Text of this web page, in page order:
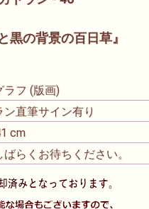
黒の背景の百日草』
フ (版画)
直筆サイン有り
cm
らくお待ちください。